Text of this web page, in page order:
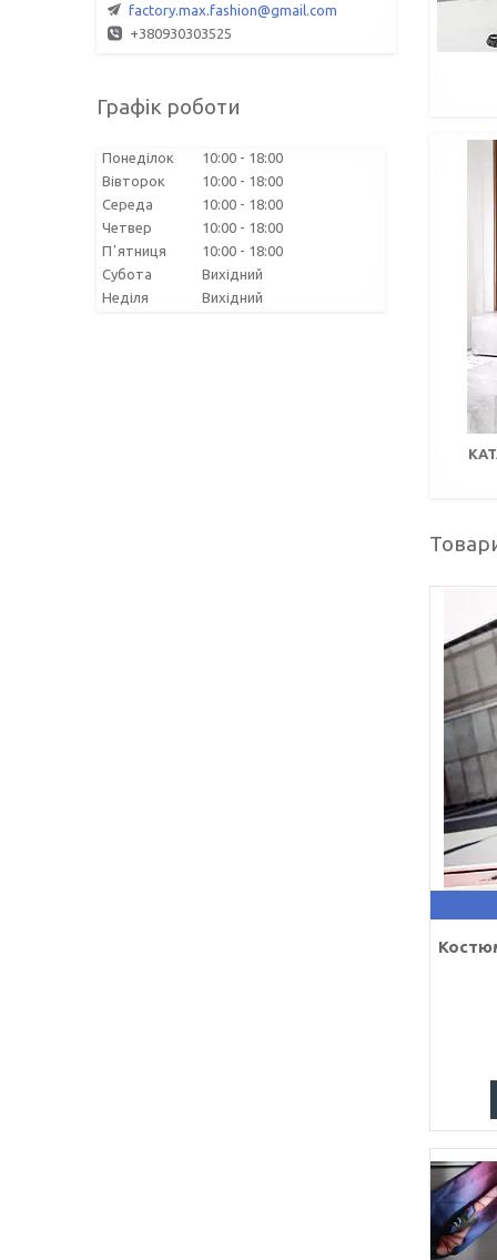
factory.max.fashion@gmail.com
+380930303525
Графік роботи
Понеділок 10:00
18:00
Вівторок
10:00
18:00
Середа
10:00
18:00
Четвер
10:00
18:00
Пʼятниця
10:00
18:00
Субота
Вихідний
Неділя
Вихідний